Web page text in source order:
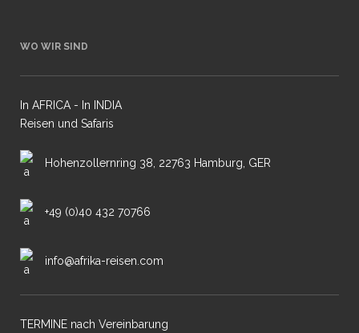
WO WIR SIND
In AFRICA - In INDIA
Reisen und Safaris
Hohenzollernring 38, 22763 Hamburg, GER
+49 (0)40 432 70766
info@afrika-reisen.com
TERMINE nach Vereinbarung